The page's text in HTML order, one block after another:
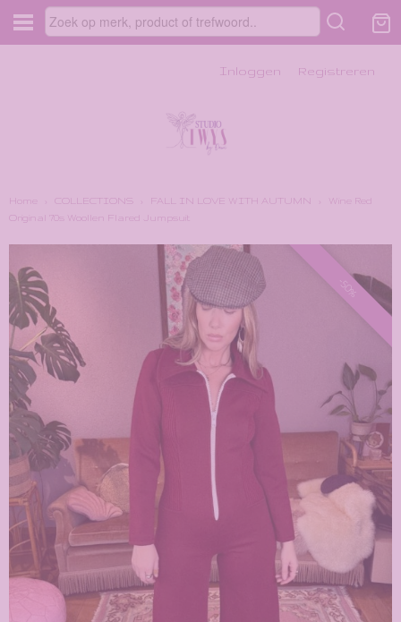
Inloggen Registreren
Home COLLECTIONS FALL IN LOVE WITH AUTUMN
Wine Red
Original '70s Woollen Flared Jumpsuit
-50%